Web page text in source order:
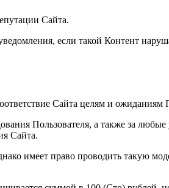
Сайта.
если такой Контент
Сайта целям и ожиданиям
Пользователя, а также за
Сайта.
имеет право проводить такую